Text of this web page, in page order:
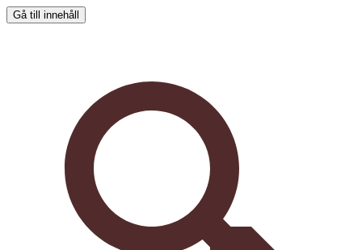
Gå till innehåll